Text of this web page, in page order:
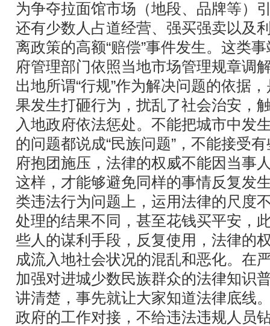
为争夺拉面馆市场（地段、品牌等）
还有少数人占道经营、强买强卖以及
离政策的高额“赔偿”事件发生。这类
府管理部门依照当地市场管理规章调
出地所谓“行规”作为解决问题的依据
果发生打砸行为，扰乱了社会治安，
入地政府依法惩处。不能把城市中发
的问题都说成“民族问题”，不能接受
府抱团施压，法律的权威不能因当事
这样，才能够避免同样的事情反复发
类违法行为问题上，运用法律的尺度
处理的结果不同，甚至花钱买平安，
些人的谋利手段，反复使用，法律的
成流入地社会状况的混乱和恶化。在
加强对进城少数民族群众的法律知识
讲清楚，事先就让大家知道法律底线
政府的工作对接，不给违法违规人员